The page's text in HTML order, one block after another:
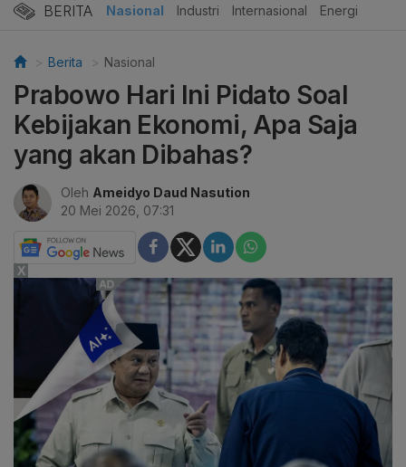
BERITA Nasional Industri Internasional Energi
Berita Nasional
Prabowo Hari Ini Pidato Soal
Kebijakan Ekonomi, Apa Saja
yang akan Dibahas?
Oleh Ameidyo Daud Nasution
20 Mei 2026, 07:31
X